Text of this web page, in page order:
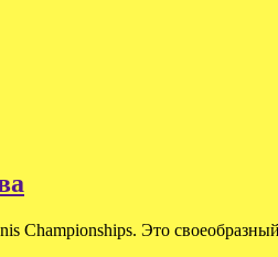
Championships. Это